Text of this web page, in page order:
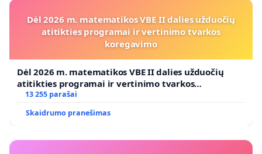
Dėl 2026 m. matematikos VBE II dalies užduočių
atitikties programai ir vertinimo tvarkos
koregavimo
Dėl 2026 m. matematikos VBE II dalies užduočių
atitikties programai ir vertinimo tvarkos
koregavimo
13 255 parašai
Skaidrumo pranešimas